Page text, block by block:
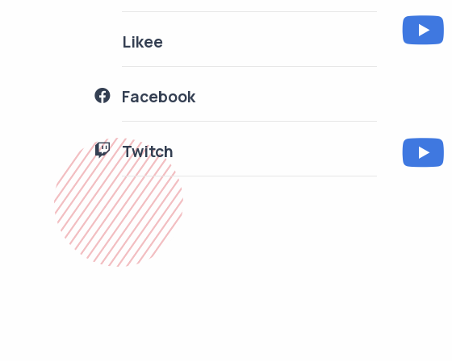
Likee
Facebook
Twitch